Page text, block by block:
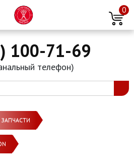
0
100-71-69
телефон)
ЗАПЧАСТИ